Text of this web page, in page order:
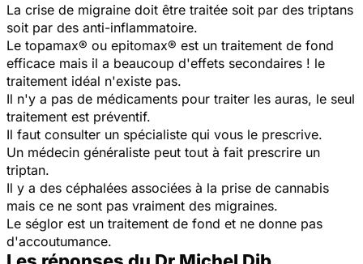
La crise de migraine doit être traitée soit par des triptans
soit par des anti-inflammatoire.
Le topamax® ou epitomax® est un traitement de fond
efficace mais il a beaucoup d'effets secondaires ! le
traitement idéal n'existe pas.
Il n'y a pas de médicaments pour traiter les auras, le seul
traitement est préventif.
Il faut consulter un spécialiste qui vous le prescrive.
Un médecin généraliste peut tout à fait prescrire un
triptan.
Il y a des céphalées associées à la prise de cannabis
mais ce ne sont pas vraiment des migraines.
Le séglor est un traitement de fond et ne donne pas
d'accoutumance.